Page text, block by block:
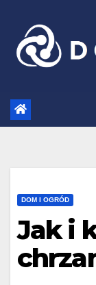
content
DOM I OGRÓD
Jak i